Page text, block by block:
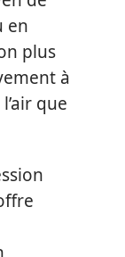
en
plus
à
que